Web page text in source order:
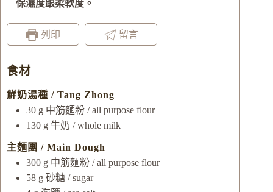
保濕度跟柔軟度。
列印 留言
食材
鮮奶湯種 / Tang Zhong
30 g 中筋麵粉 / all purpose flour
130 g 牛奶 / whole milk
主麵團 / Main Dough
300 g 中筋麵粉 / all purpose flour
58 g 砂糖 / sugar